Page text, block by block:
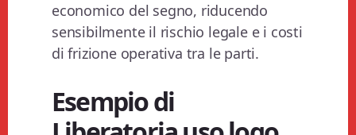
economico del segno, riducendo
sensibilmente il rischio legale e i costi
di frizione operativa tra le parti.
Esempio di